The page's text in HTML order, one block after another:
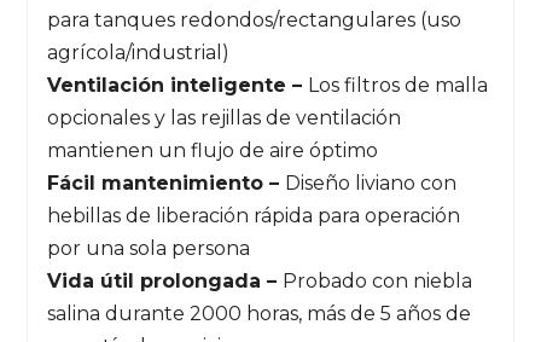
para tanques redondos/rectangulares (uso
agrícola/industrial)
Ventilación inteligente – Los filtros de malla
opcionales y las rejillas de ventilación
mantienen un flujo de aire óptimo
Fácil mantenimiento – Diseño liviano con
hebillas de liberación rápida para operación
por una sola persona
Vida útil prolongada – Probado con niebla
salina durante 2000 horas, más de 5 años de